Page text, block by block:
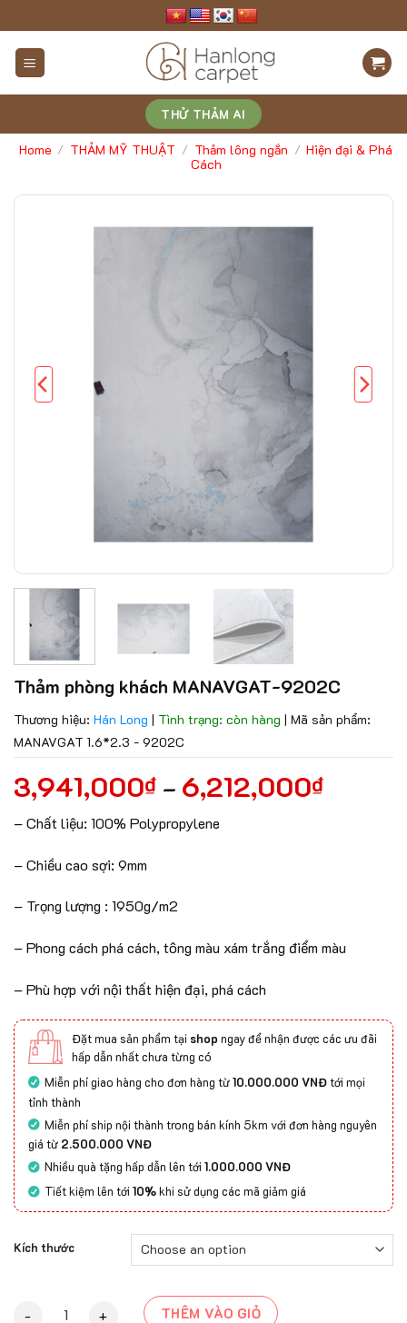
to
content
THỬ THẢM AI
Home / THẢM MỸ THUẬT / Thảm lông ngắn / Hiện đại & Phá
Cách
Thảm phòng khách MANAVGAT-9202C
Thương hiệu: Hán Long | Tình trạng: còn hàng | Mã sản phẩm:
MANAVGAT 1.6*2.3 - 9202C
3,941,000₫ – 6,212,000₫
– Chất liệu: 100% Polypropylene
– Chiều cao sợi: 9mm
– Trọng lượng : 1950g/m2
– Phong cách phá cách, tông màu xám trắng điểm màu
– Phù hợp với nội thất hiện đại, phá cách
Đặt mua sản phẩm tại shop ngay để nhận được các ưu đãi
hấp dẫn nhất chưa từng có
Miễn phí giao hàng cho đơn hàng từ10.000.000 VNĐtới mọi
tỉnh thành
Miễn phí ship nội thành trong bán kính 5km với đơn hàng nguyên
giá từ 2.500.000 VNĐ
Nhiều quà tặng hấp dẫn lên tới1.000.000 VNĐ
Tiết kiệm lên tới10%khi sử dụng các mã giảm giá
Kích thước
Thảm phòng khách MANAVGAT-9202C quantity
THÊM VÀO GIỎ